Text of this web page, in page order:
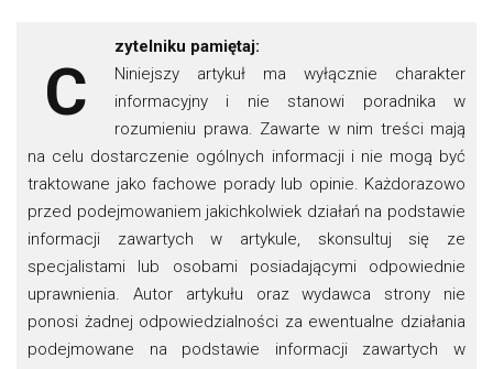
C
zytelniku pamiętaj:
Niniejszy artykuł ma wyłącznie charakter
informacyjny i nie stanowi poradnika w
rozumieniu prawa. Zawarte w nim treści mają
na celu dostarczenie ogólnych informacji i nie mogą być
traktowane jako fachowe porady lub opinie. Każdorazowo
przed podejmowaniem jakichkolwiek działań na podstawie
informacji zawartych w artykule, skonsultuj się ze
specjalistami lub osobami posiadającymi odpowiednie
uprawnienia. Autor artykułu oraz wydawca strony nie
ponosi żadnej odpowiedzialności za ewentualne działania
podejmowane na podstawie informacji zawartych w